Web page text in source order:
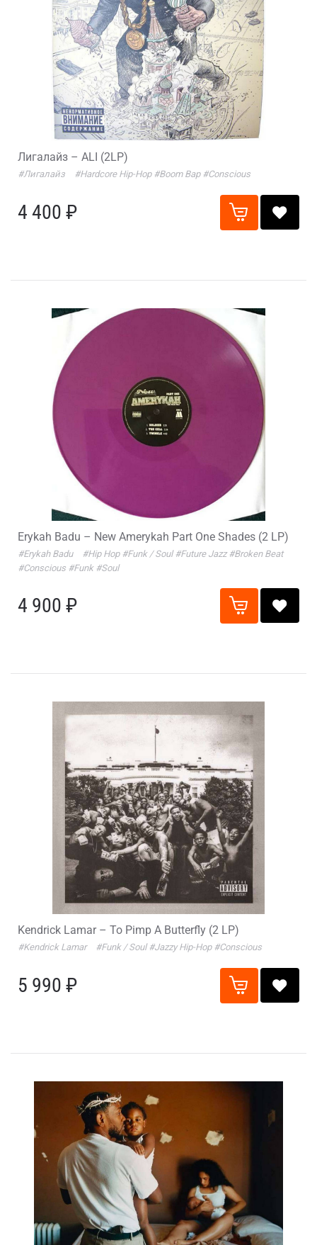
Лигалайз – ALI (2LP)
#Лигалайз #Hardcore Hip-Hop #Boom Bap #Conscious
4 400 ₽
Erykah Badu – New Amerykah Part One Shades (2 LP)
#Erykah Badu #Hip Hop #Funk / Soul #Future Jazz #Broken Beat
#Conscious #Funk #Soul
4 900 ₽
Kendrick Lamar – To Pimp A Butterfly (2 LP)
#Kendrick Lamar #Funk / Soul #Jazzy Hip-Hop #Conscious
5 990 ₽